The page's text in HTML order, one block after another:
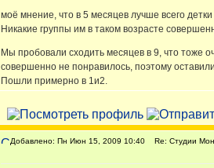
моё мнение, что в 5 месяцев лучше всего
Никакие группы им в таком возрасте
Мы пробовали сходить месяцев в 9, что тоже
совершенно не понравилось, поэтому
Пошли примерно в 1и2.
Добавлено: Пн Июн 15, 2009 10:40 Re: Студии